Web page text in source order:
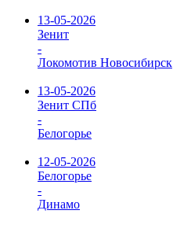
13-05-2026
Зенит
-
Локомотив Новосибирск
13-05-2026
Зенит СПб
-
Белогорье
12-05-2026
Белогорье
-
Динамо